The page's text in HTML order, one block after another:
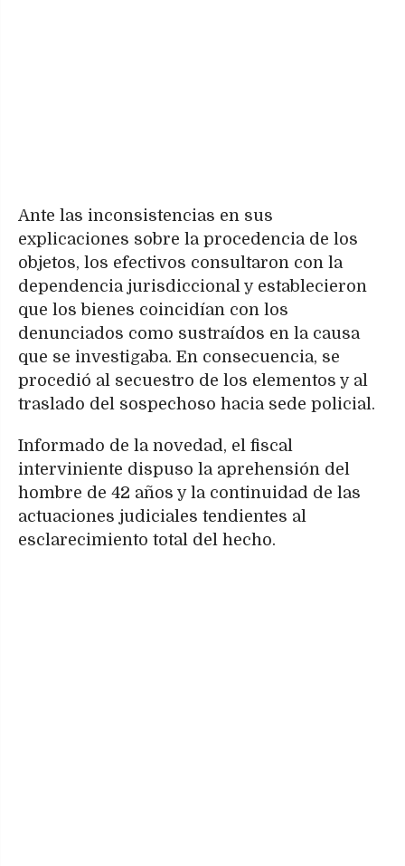
Ante las inconsistencias en sus
explicaciones sobre la procedencia de los
objetos, los efectivos consultaron con la
dependencia jurisdiccional y establecieron
que los bienes coincidían con los
denunciados como sustraídos en la causa
que se investigaba. En consecuencia, se
procedió al secuestro de los elementos y al
traslado del sospechoso hacia sede policial.
Informado de la novedad, el fiscal
interviniente dispuso la aprehensión del
hombre de 42 años y la continuidad de las
actuaciones judiciales tendientes al
esclarecimiento total del hecho.